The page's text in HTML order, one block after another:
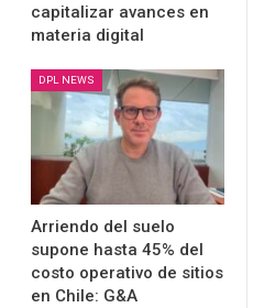
capitalizar avances en
materia digital
DPL NEWS
Arriendo del suelo
supone hasta 45% del
costo operativo de sitios
en Chile: G&A